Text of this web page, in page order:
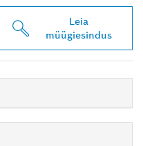
Leia
müügiesindus